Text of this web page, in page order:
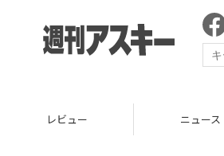
レビュー ニュース